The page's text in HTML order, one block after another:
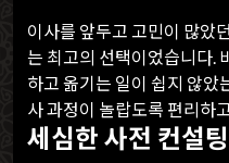
이사를 앞두고 고민이 많았
는 최고의 선택이었습니다.
하고 옮기는 일이 쉽지 않았
사 과정이 놀랍도록 편리하
세심한 사전 컨설